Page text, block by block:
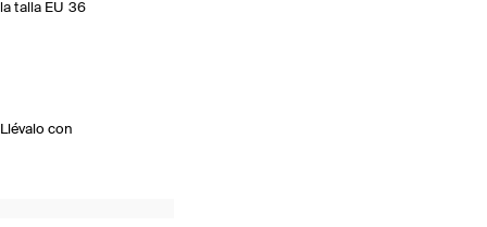
la talla EU 36
Llévalo con